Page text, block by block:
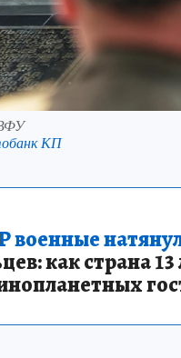
КП
военные
как страна 13